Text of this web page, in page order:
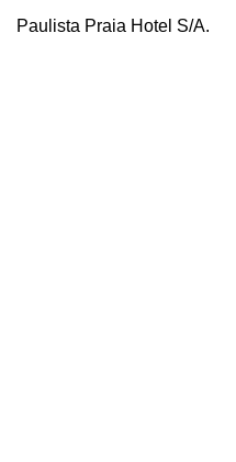
Paulista Praia Hotel S/A.